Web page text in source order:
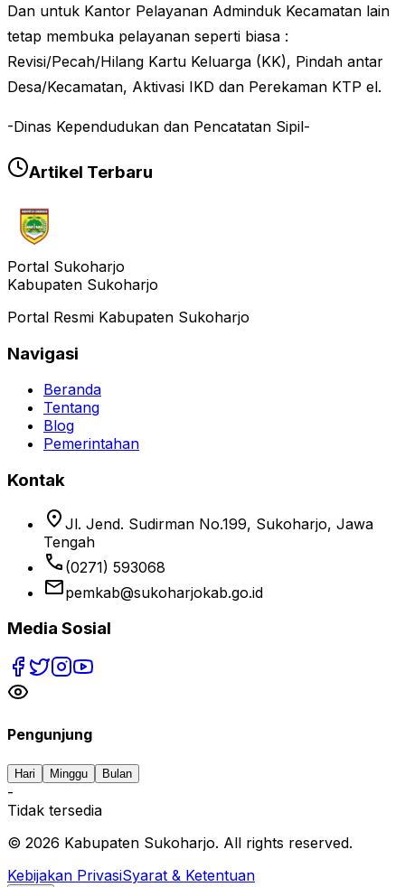
Dan untuk Kantor Pelayanan Adminduk Kecamatan lain
tetap membuka pelayanan seperti biasa :
Revisi/Pecah/Hilang Kartu Keluarga (KK), Pindah antar
Desa/Kecamatan, Aktivasi IKD dan Perekaman KTP el.
-Dinas Kependudukan dan Pencatatan Sipil-
Artikel Terbaru
Portal Sukoharjo
Kabupaten Sukoharjo
Portal Resmi Kabupaten Sukoharjo
Navigasi
Beranda
Tentang
Blog
Pemerintahan
Kontak
location_on Jl. Jend. Sudirman No.199, Sukoharjo, Jawa
Tengah
phone (0271) 593068
emailpemkab@sukoharjokab.go.id
Media Sosial
Pengunjung
Hari Minggu Bulan
-
Tidak tersedia
© 2026 Kabupaten Sukoharjo. All rights reserved.
Kebijakan PrivasiSyarat & Ketentuan